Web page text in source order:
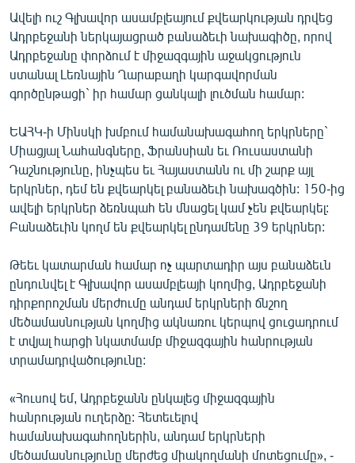
Ավելի ուշ Գլխավոր ասամբլեայում քվեարկության դրվեց
Ադրբեջանի ներկայացրած բանաձեւի նախագիծը, որով
Ադրբեջանը փորձում է միջազգային աջակցություն
ստանալ Լեռնային Ղարաբաղի կարգավորման
գործընթացի` իր համար ցանկալի լուծման համար:
ԵԱՀԿ-ի Մինսկի խմբում համանախագահող երկրները`
Միացյալ Նահանգները, Ֆրանսիան եւ Ռուսաստանի
Դաշնությունը, ինչպես եւ Հայաստանն ու մի շարք այլ
երկրներ, դեմ են քվեարկել բանաձեւի նախագծին: 150-ից
ավելի երկրներ ձեռնպահ են մնացել կամ չեն քվեարկել:
Բանաձեւին կողմ են քվեարկել ընդամենը 39 երկրներ:
Թեեւ կատարման համար ոչ պարտադիր այս բանաձեւն
ընդունվել է Գլխավոր ասամբլեայի կողմից, Ադրբեջանի
դիրքորոշման մերժումը անդամ երկրների ճնշող
մեծամասնության կողմից ակնառու կերպով ցուցադրում
է տվյալ հարցի նկատմամբ միջազգային հանրության
տրամադրվածությունը:
«Հուսով եմ, Ադրբեջանն ընկալեց միջազգային
հանրության ուղերձը: Հետեւելով
համանախագահողներին, անդամ երկրների
մեծամասնությունը մերժեց միակողմանի մոտեցումը», -